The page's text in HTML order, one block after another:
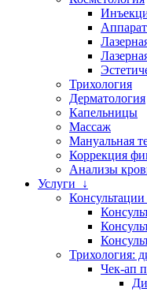
Трихология
Дерматология
Капельницы
Массаж
Мануальная
Коррекция
Анализы
Услуги ↓
Трихология:
Чек-ап